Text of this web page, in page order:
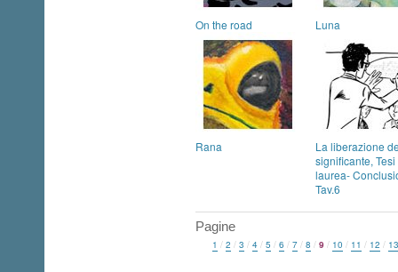
On the road Luna
Rana
La liberazione
significante, Tesi
laurea-
Tav.6
Pagine
1 / 2 / 3 / 4 / 5 / 6 / 7 / 8 / 9 / 10 / 11 / 12 / 13